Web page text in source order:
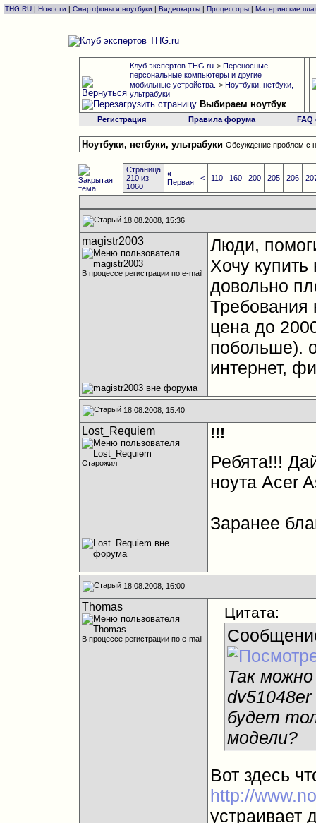
THG.RU | Новости | Смартфоны и ноутбуки | Видеокарты | Процессоры | Материнские
Клуб экспертов THG.ru > Переносные
персональные компьютеры и другие
мобильные устройства. > Ноутбуки, нетбуки,
ультрабуки
Выбираем ноутбук
Регистрация Правила форума
Ноутбуки, нетбуки, ультрабуки Обсуждение проблем с
Страница
210 из
1060
«
Первая
< 110 160 200 205 206
18.08.2008, 15:36
magistr2003
В процессе регистрации по e-mail
Люди,
Хочу
довольно
Требования
цена до
побольше).
интернет,
18.08.2008, 15:40
Lost_Requiem
Старожил
!!!
Ребята!!!
ноута Acer
Заранее
18.08.2008, 16:00
Thomas
В процессе регистрации по e-mail
Цитата:
Так
будет
модели?
Вот здесь
http://
устраивает